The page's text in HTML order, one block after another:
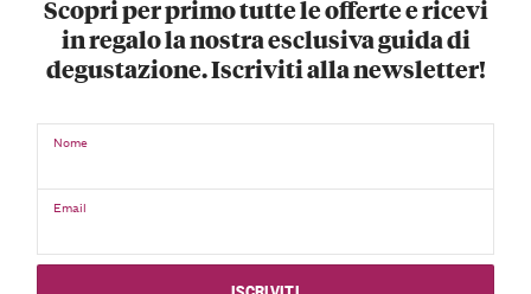
Scopri per primo tutte le offerte e ricevi
in regalo la nostra esclusiva guida di
degustazione. Iscriviti alla newsletter!
Nome
Email